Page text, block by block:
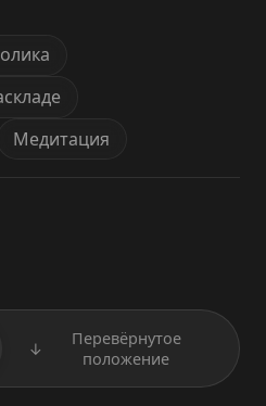
Медитация
↓
Перевёрнутое
положение